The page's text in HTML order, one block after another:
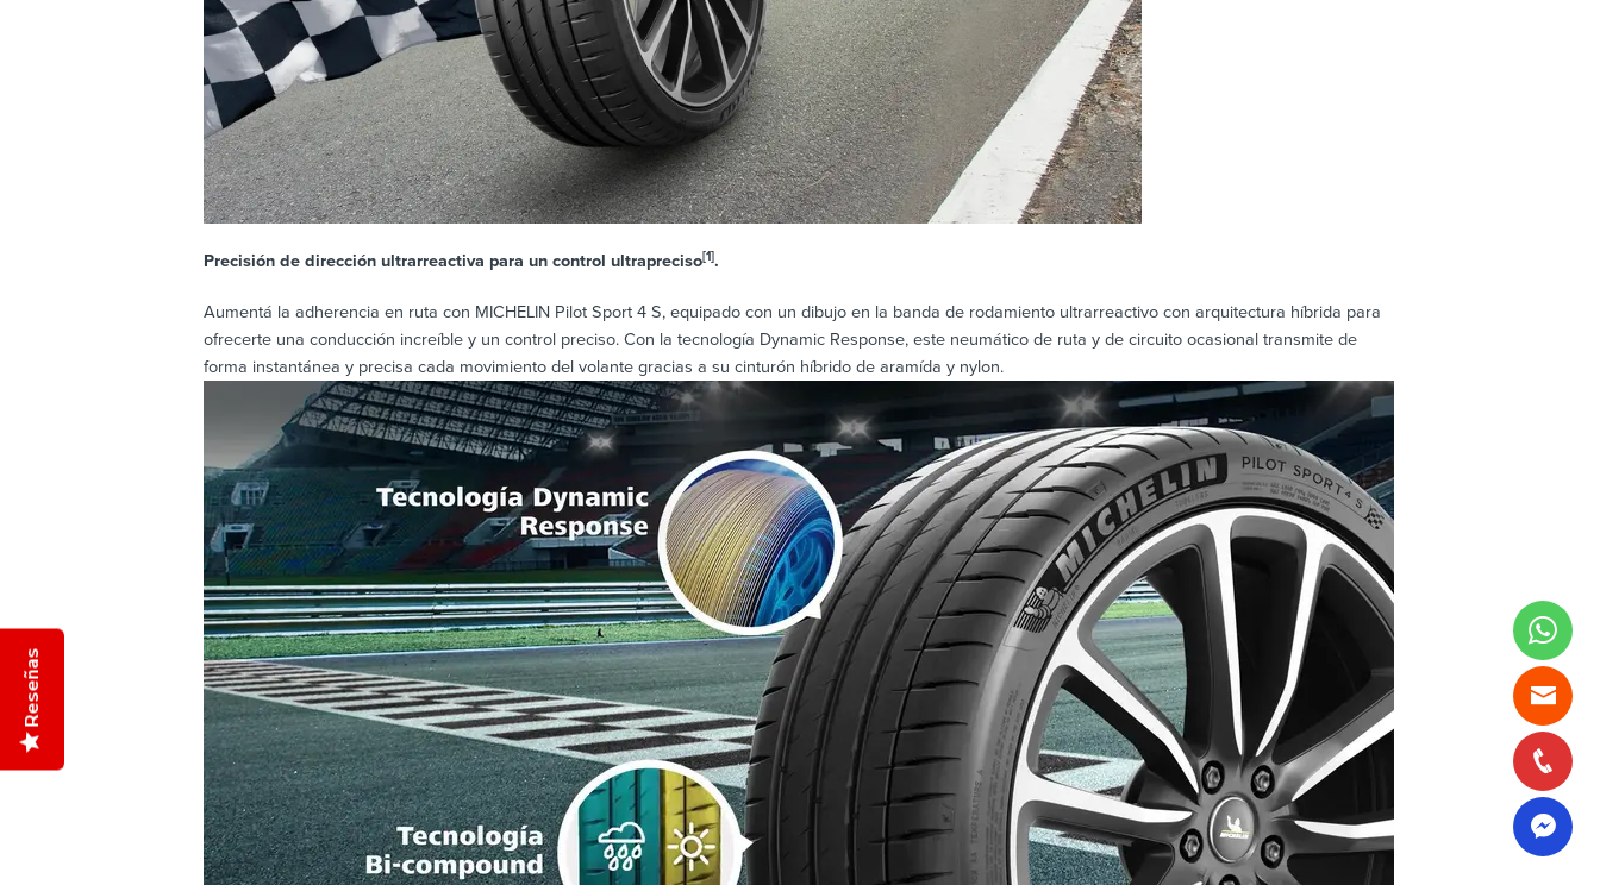
Precisión de dirección ultrarreactiva para un control ultrapreciso[1].
Aumentá la adherencia en ruta con MICHELIN Pilot Sport 4 S, equipado con un dibujo en la banda de rodamiento ultrarreactivo con arquitectura híbrida para
ofrecerte una conducción increíble y un control preciso. Con la tecnología Dynamic Response, este neumático de ruta y de circuito ocasional transmite de
forma instantánea y precisa cada movimiento del volante gracias a su cinturón híbrido de aramída y nylon.
Reseñas